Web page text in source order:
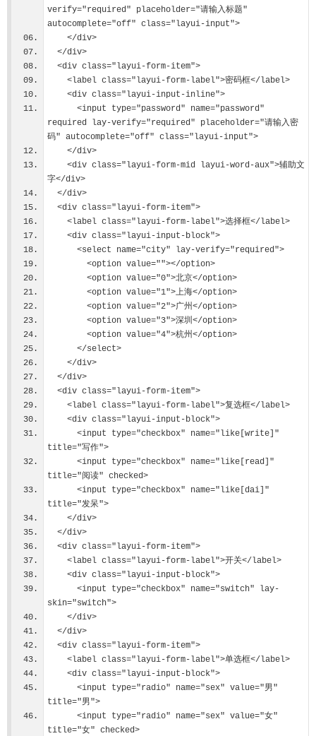
verify="required" placeholder="请输入标题"
autocomplete="off" class="layui-input">
    </div>
  </div>
  <div class="layui-form-item">
    <label class="layui-form-label">密码框</label>
    <div class="layui-input-inline">
required lay-verify="required" placeholder="请输入密
码" autocomplete="off" class="layui-input">
    </div>
字</div>
  </div>
  <div class="layui-form-item">
    <label class="layui-form-label">选择框</label>
    <div class="layui-input-block">
      <select name="city" lay-verify="required">
        <option value=""></option>
        <option value="0">北京</option>
        <option value="1">上海</option>
        <option value="2">广州</option>
        <option value="3">深圳</option>
        <option value="4">杭州</option>
      </select>
    </div>
  </div>
  <div class="layui-form-item">
    <label class="layui-form-label">复选框</label>
    <div class="layui-input-block">
title="写作">
title="阅读" checked>
title="发呆">
    </div>
  </div>
  <div class="layui-form-item">
    <label class="layui-form-label">开关</label>
    <div class="layui-input-block">
skin="switch">
    </div>
  </div>
  <div class="layui-form-item">
    <label class="layui-form-label">单选框</label>
    <div class="layui-input-block">
title="男">
title="女" checked>